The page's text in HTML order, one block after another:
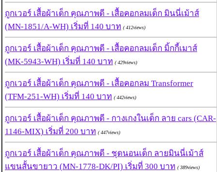
ถูกเวอร์ เสื้อผ้าเด็ก คุณภาพดี - เสื้อคอกลมเด็ก มินนี่เม้าส์
(MN-1851/A-WH) เริ่มที่ 140 บาท ( 412views)
ถูกเวอร์ เสื้อผ้าเด็ก คุณภาพดี - เสื้อคอกลมเด็ก มิ้กกี้เมาส์
(MK-5943-WH) เริ่มที่ 140 บาท ( 429views)
ถูกเวอร์ เสื้อผ้าเด็ก คุณภาพดี - เสื้อคอกลม Transformer
(TFM-251-WH) เริ่มที่ 140 บาท ( 442views)
ถูกเวอร์ เสื้อผ้าเด็ก คุณภาพดี - กางเกงในเด็ก ลาย cars (CAR-
1146-MIX) เริ่มที่ 200 บาท ( 447views)
ถูกเวอร์ เสื้อผ้าเด็ก คุณภาพดี - ชุดนอนเด็ก ลายมินนี่เม้าส์
แขนสั้นขายาว (MN-1778-DK/PI) เริ่มที่ 300 บาท ( 389views)